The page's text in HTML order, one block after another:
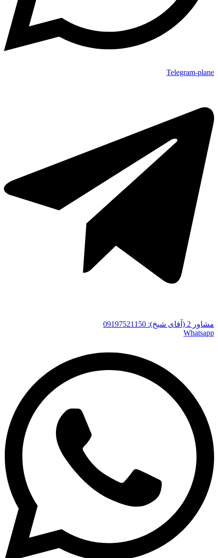
Telegram-plane
مشاور 2 (آقای شیخ): 09197521150
Whatsapp